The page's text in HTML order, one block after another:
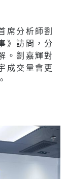
席分析師劉
》訪問，分
。劉嘉輝對
成交量會更